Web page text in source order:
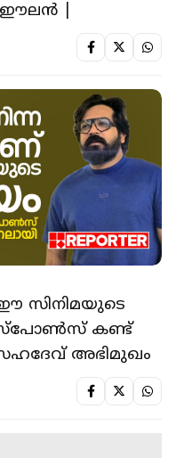
|
ഈ സിനിമയുടെ
കണ്ട്
അഭിമുഖം